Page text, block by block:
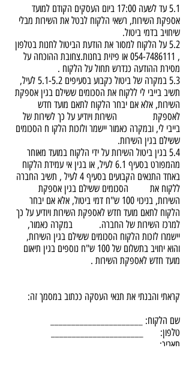
5.1 עד לשעה 17:00 ביום העסקים הקודם למועד
אספקת השירות, רשאי הלקוח לבטל את השירות מבלי
שיחויב בדמי ביטול.
5.2 על הלקוח למסור את הודעת הביטול לחנות בטלפון
, 054-7486111 או פיזית בחנות.צחובת ההוכחה על
מסירת ההודעה כנדרש תחול על הלקוח .
5.3 במקרה של ביטול כקבוע בסעיפים 5.1-5.2 לעיל,
תשיב בייבי לי ללקוח את הסכומים ששילם בגין אספקת
השירות, אלא אם יבחר הלקוח לתאם מועד חדש
לאספקת השירות ויודיע על כך לשירות של
בייבי לי, ובמקרה כאמור יישמר ולזכות הלקו ח הסכומים
ששילם בגין השירות.
5.4 בגין ביטול השירות על ידי הלקוח במועד מאוחר
מהמפורט בסעיף 6.1 לעיל, או בגין אי עמידת הלקוח
באחד התנאים הקבועים בסעיף 4 לעיל , תשיב החברה
ללקוח את הסכומים ששילם בגין אספקת
השירות, בניכוי 100 ש"ח דמי ביטול, אלא אם יבחר
הלקוח לתאם מועד חדש לאספקת השירות ויודיע על כך
למרכז השירות של החברה. במקרה כאמור,
יישמרו לזכות הלקוח הסכומים ששילם בגין השירות,
והוא יחויב בתשלום של 100 ש"ח נוספים בגין תיאום
מועד חדש לאספקת השירות .
קראתי והבנתי את תנאי העסקה ככתוב במסמך זה:
שם הלקוח: ______________________
טלפון: ______________________
תאריך: ______________________